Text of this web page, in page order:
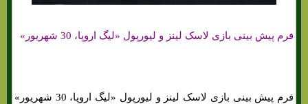
فرم پیش بینی بازی لاسک لینز و لیورپول «لیگ اروپا، 30 شهریور»
فرم پیش بینی بازی لاسک لینز و لیورپول «لیگ اروپا، 30 شهریور»